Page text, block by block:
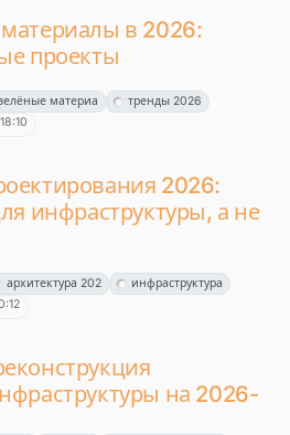
в 2026:
проекты
материа тренды 2026
2026:
инфраструктуры, а не
архитектура 202 инфраструктура
на 2026-